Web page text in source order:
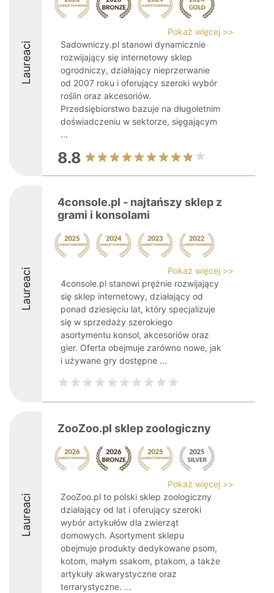
Laureaci
Pokaż więcej >>
Sadowniczy.pl stanowi dynamicznie
rozwijający się internetowy sklep
ogrodniczy, działający nieprzerwanie
od 2007 roku i oferujący szeroki wybór
roślin oraz akcesoriów.
Przedsiębiorstwo bazuje na długoletnim
doświadczeniu w sektorze, sięgającym
...
8.8
Laureaci
4console.pl - najtańszy sklep z
grami i konsolami
Pokaż więcej >>
4console.pl stanowi prężnie rozwijający
się sklep internetowy, działający od
ponad dziesięciu lat, który specjalizuje
się w sprzedaży szerokiego
asortymentu konsol, akcesoriów oraz
gier. Oferta obejmuje zarówno nowe, jak
i używane gry dostępne ...
Laureaci
ZooZoo.pl sklep zoologiczny
Pokaż więcej >>
ZooZoo.pl to polski sklep zoologiczny
działający od lat i oferujący szeroki
wybór artykułów dla zwierząt
domowych. Asortyment sklepu
obejmuje produkty dedykowane psom,
kotom, małym ssakom, ptakom, a także
artykuły akwarystyczne oraz
terrarystyczne. ...